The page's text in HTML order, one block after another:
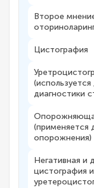
Второе
Цистография
диагностики
(применяется
опорожнения)
Негативная и
цистография